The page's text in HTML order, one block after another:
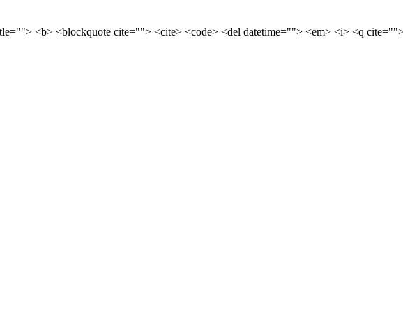
<b> <blockquote cite=""> <cite> <code> <del datetime=""> <em> <i> <q